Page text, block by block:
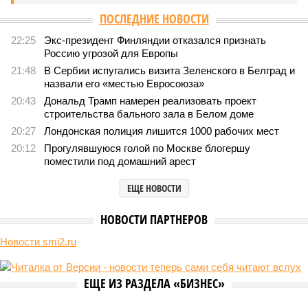
ПОСЛЕДНИЕ НОВОСТИ
22:25
Экс-президент Финляндии отказался признать
Россию угрозой для Европы
21:48
В Сербии испугались визита Зеленского в Белград и
назвали его «местью Евросоюза»
20:43
Дональд Трамп намерен реализовать проект
строительства бального зала в Белом доме
20:27
Лондонская полиция лишится 1000 рабочих мест
20:12
Прогулявшуюся голой по Москве блогершу
поместили под домашний арест
ЕЩЕ НОВОСТИ
НОВОСТИ ПАРТНЕРОВ
Новости smi2.ru
ЕЩЕ ИЗ РАЗДЕЛА «БИЗНЕС»